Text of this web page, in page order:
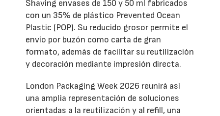
Shaving envases de 150 y 50 ml fabricados
con un 35% de plástico Prevented Ocean
Plastic (POP). Su reducido grosor permite el
envío por buzón como carta de gran
formato, además de facilitar su reutilización
y decoración mediante impresión directa.
London Packaging Week 2026 reunirá así
una amplia representación de soluciones
orientadas a la reutilización y al refill, una